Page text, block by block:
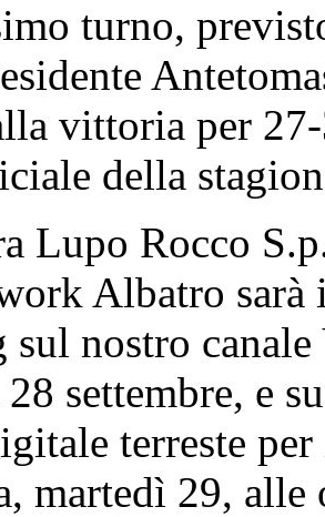
turno,
vittoria per
della
Lupo Rocco
Albatro sarà
sul nostro
settembre, e
terreste
martedì 29, alle